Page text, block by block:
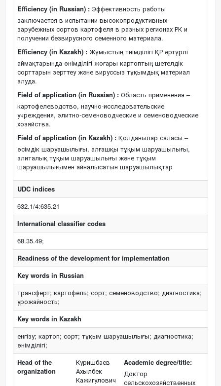
Efficiency (in Russian) : Эффективность работы
заключается в испытании высокопродуктивных
зарубежных сортов картофеля в разных регионах РК и
получении безвирусного семенного материала.
Efficiency (in Kazakh) : Жұмыстың тиімділігі ҚР әртүрлі
аймақтарында өнімділігі жоғары картоптың шетелдік
сорттарын зерттеу және вируссыз тұқымдық материал
алуда.
Field of application (in Russian) : Область применения –
картофелеводство, научно-исследовательские
учреждения, элитно-семеноводческие и семеноводческие
хозяйства.
Field of application (in Kazakh) : Қолданылар саласы –
өсімдік шаруашылығы, алғашқы тұқым шаруашылығы,
элиталық тұқым шаруашылығы және тұқым
шаруашылығымен айналысатын шаруашылықтар
UDC indices
632.1/4:635.21
International classifier codes
68.35.49;
Readiness of the development for implementation
Key words in Russian
трансферт; картофель; сорт; семеноводство; диагностика;
урожайность;
Key words in Kazakh
енгізу; картоп; сорт; тұқым шаруашылығы; диагностика;
өнімділігі;
Head of the
organization
Куришбаев
Ахылбек
Кажигулович
Academic degree/title:
Доктор
сельскохозяйственных